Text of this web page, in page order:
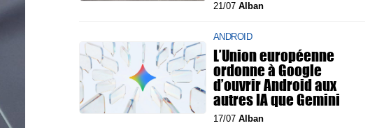
21/07 Alban
ANDROID
L’Union européenne
ordonne à Google
d’ouvrir Android aux
autres IA que Gemini
17/07 Alban